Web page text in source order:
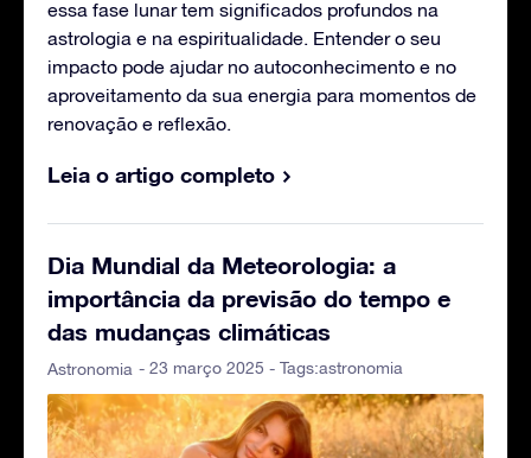
essa fase lunar tem significados profundos na
astrologia e na espiritualidade. Entender o seu
impacto pode ajudar no autoconhecimento e no
aproveitamento da sua energia para momentos de
renovação e reflexão.
Leia o artigo completo
Dia Mundial da Meteorologia: a
importância da previsão do tempo e
das mudanças climáticas
Astronomia - 23 março 2025 - Tags:astronomia